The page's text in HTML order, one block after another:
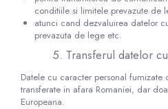
Bastoane
Cadre de mers
Gulere cervicale
Rolator cu frana
Saltele antidecubit
Scaune pentru dus
conditiile si limitele prevazute de
atunci cand dezvaluirea datelor
prevazuta de lege etc.
5. Transferul datelor
Datele cu caracter personal furnizate
transferate in afara Romaniei, dar
Europeana.